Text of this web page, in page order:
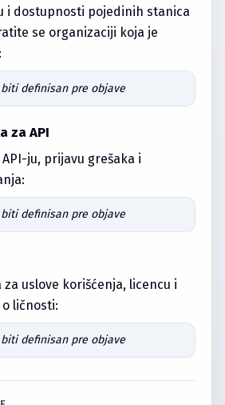
i dostupnosti pojedinih stanica
se organizaciji koja je
definisan pre objave
za API
API-ju, prijavu grešaka i
definisan pre objave
uslove korišćenja, licencu i
ličnosti:
definisan pre objave